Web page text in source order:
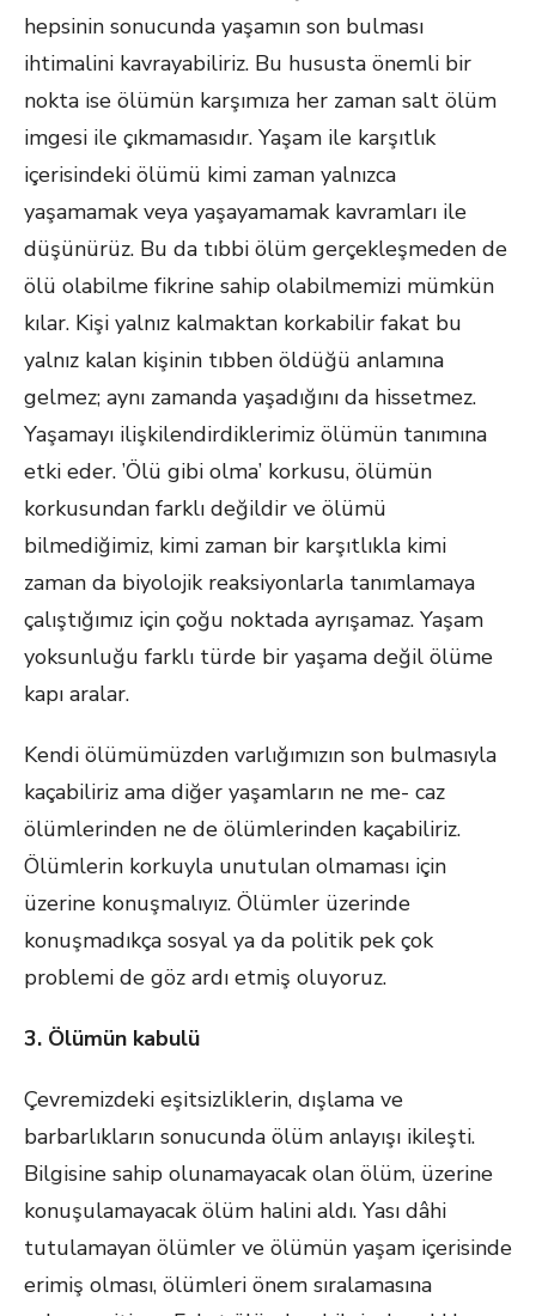
hepsinin sonucunda yaşamın son bulması
ihtimalini kavrayabiliriz. Bu hususta önemli bir
nokta ise ölümün karşımıza her zaman salt ölüm
imgesi ile çıkmamasıdır. Yaşam ile karşıtlık
içerisindeki ölümü kimi zaman yalnızca
yaşamamak veya yaşayamamak kavramları ile
düşünürüz. Bu da tıbbi ölüm gerçekleşmeden de
ölü olabilme fikrine sahip olabilmemizi mümkün
kılar. Kişi yalnız kalmaktan korkabilir fakat bu
yalnız kalan kişinin tıbben öldüğü anlamına
gelmez; aynı zamanda yaşadığını da hissetmez.
Yaşamayı ilişkilendirdiklerimiz ölümün tanımına
etki eder. ’Ölü gibi olma’ korkusu, ölümün
korkusundan farklı değildir ve ölümü
bilmediğimiz, kimi zaman bir karşıtlıkla kimi
zaman da biyolojik reaksiyonlarla tanımlamaya
çalıştığımız için çoğu noktada ayrışamaz. Yaşam
yoksunluğu farklı türde bir yaşama değil ölüme
kapı aralar.
Kendi ölümümüzden varlığımızın son bulmasıyla
kaçabiliriz ama diğer yaşamların ne me- caz
ölümlerinden ne de ölümlerinden kaçabiliriz.
Ölümlerin korkuyla unutulan olmaması için
üzerine konuşmalıyız. Ölümler üzerinde
konuşmadıkça sosyal ya da politik pek çok
problemi de göz ardı etmiş oluyoruz.
3. Ölümün kabulü
Çevremizdeki eşitsizliklerin, dışlama ve
barbarlıkların sonucunda ölüm anlayışı ikileşti.
Bilgisine sahip olunamayacak olan ölüm, üzerine
konuşulamayacak ölüm halini aldı. Yası dâhi
tutulamayan ölümler ve ölümün yaşam içerisinde
erimiş olması, ölümleri önem sıralamasına